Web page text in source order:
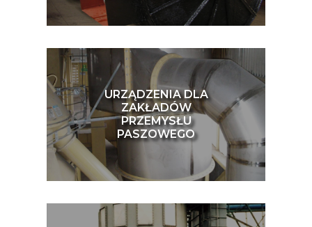
URZĄDZENIA DLA
ZAKŁADÓW
PRZEMYSŁU
PASZOWEGO